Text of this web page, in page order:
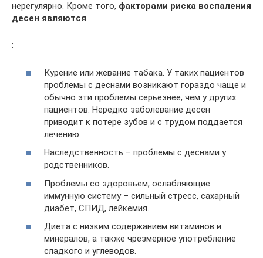
нерегулярно. Кроме того, факторами риска воспаления
десен являются
:
Курение или жевание табака. У таких пациентов
проблемы с деснами возникают гораздо чаще и
обычно эти проблемы серьезнее, чем у других
пациентов. Нередко заболевание десен
приводит к потере зубов и с трудом поддается
лечению.
Наследственность – проблемы с деснами у
родственников.
Проблемы со здоровьем, ослабляющие
иммунную систему – сильный стресс, сахарный
диабет, СПИД, лейкемия.
Диета с низким содержанием витаминов и
минералов, а также чрезмерное употребление
сладкого и углеводов.